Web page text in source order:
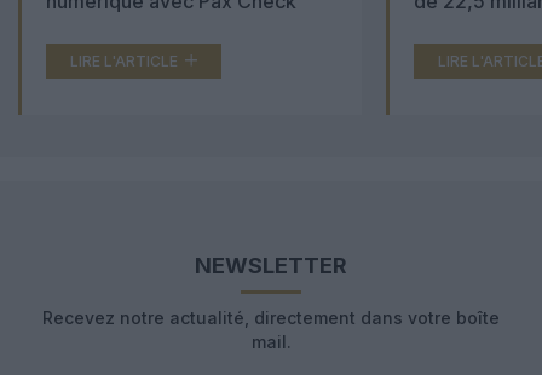
LIRE L'ARTICLE LIRE
NEWSLETTER
Recevez notre actualité, directement dans votre boîte
mail.